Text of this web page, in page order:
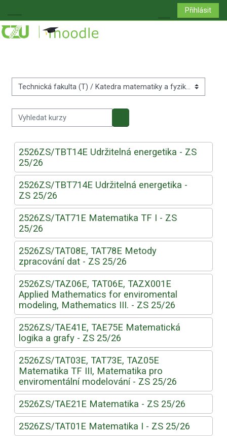
Boční panel
Přepnout
Přihlásit
Kategorie kurzů
Vyhledat kurzy
Vyhledat kurzy
2526ZS/TBT14E Udržitelná energetika - ZS
25/26
2526ZS/TBT714E Udržitelná energetika -
ZS 25/26
2526ZS/TAT71E Matematika TF I - ZS
25/26
2526ZS/TAT08E, TAT78E Metody
zpracování dat - ZS 25/26
2526ZS/TAZ06E, TAT06E, TAZX001E
Applied Mathematics for enviromental
modeling, Mathematics III. - ZS 25/26
2526ZS/TAE41E, TAE75E Matematická
logika a grafy - ZS 25/26
2526ZS/TAT03E, TAT73E, TAZ05E
Matematika TF III, Matematika pro
enviromentální modelování - ZS 25/26
2526ZS/TAE21E Matematika - ZS 25/26
2526ZS/TAT01E Matematika I - ZS 25/26